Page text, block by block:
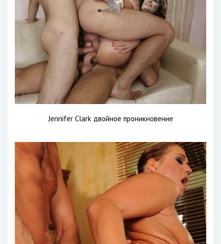
Jennifer Clark двойное проникновение